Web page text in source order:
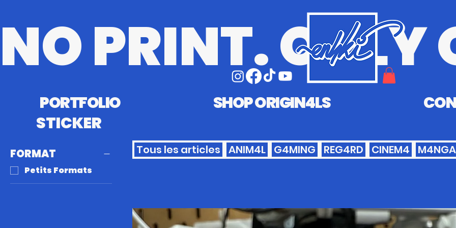
NO PRINT. ONLY
PORTFOLIO SHOP ORIGIN4LS
STICKER
FORMAT
Petits Formats
Tous les articles ANIM4L G4MING REG4RD CINEM4 M4NGA